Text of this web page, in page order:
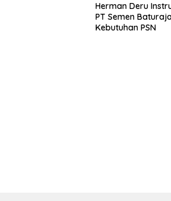
Herman Deru
PT Semen
Kebutuhan PSN